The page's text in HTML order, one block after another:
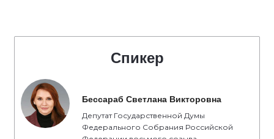
Спикер
Бессараб Светлана Викторовна
Депутат Государственной Думы
Федерального Собрания Российской